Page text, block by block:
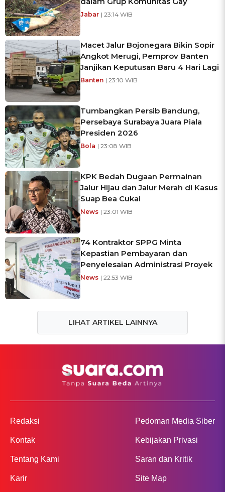
Jabar | 23:14 WIB
Macet Jalur Bojonegara Bikin Sopir
Angkot Merugi, Pemprov Banten
Janjikan Keputusan Baru 4 Hari Lagi
Banten | 23:10 WIB
Tumbangkan Persib Bandung,
Persebaya Surabaya Juara Piala
Presiden 2026
Bola | 23:08 WIB
KPK Bedah Dugaan Permainan
Jalur Hijau dan Jalur Merah di Kasus
Suap Bea Cukai
News | 23:01 WIB
74 Kontraktor SPPG Minta
Kepastian Pembayaran dan
Penyelesaian Administrasi Proyek
News | 22:53 WIB
LIHAT ARTIKEL LAINNYA
Redaksi
Kontak
Tentang Kami
Karir
Pedoman Media Siber
Kebijakan Privasi
Saran dan Kritik
Site Map